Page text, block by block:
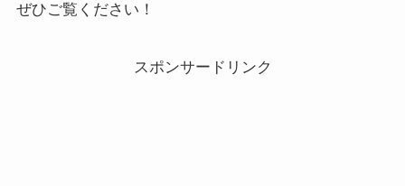
ぜひご覧ください！
スポンサードリンク